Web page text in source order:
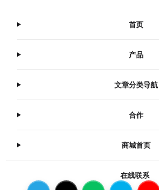
首页
产品
文章分类导航
合作
商城首页
在线联系